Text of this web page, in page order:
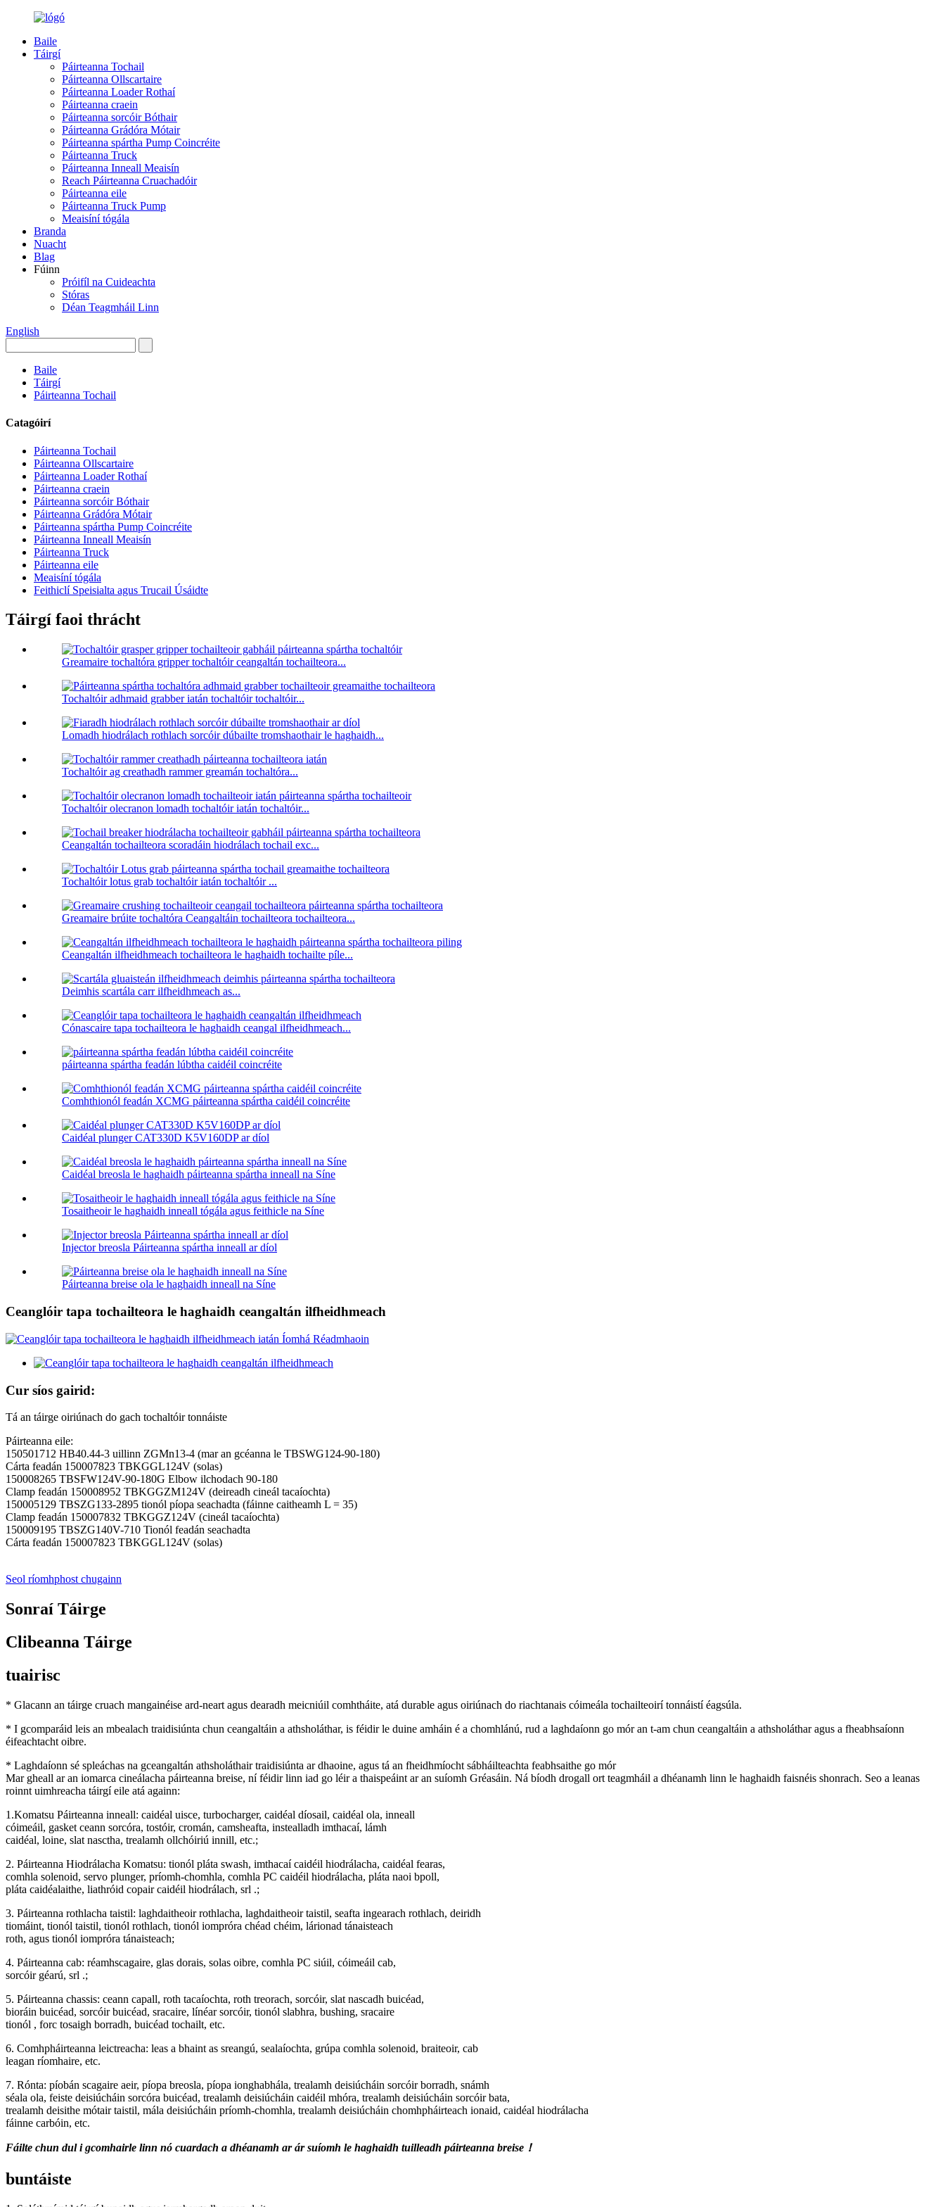
Baile
Táirgí
Páirteanna Tochail
Páirteanna Ollscartaire
Páirteanna Loader Rothaí
Páirteanna craein
Páirteanna sorcóir Bóthair
Páirteanna Grádóra Mótair
Páirteanna spártha Pump Coincréite
Páirteanna Truck
Páirteanna Inneall Meaisín
Reach Páirteanna Cruachadóir
Páirteanna eile
Páirteanna Truck Pump
Meaisíní tógála
Branda
Nuacht
Blag
Fúinn
Próifíl na Cuideachta
Stóras
Déan Teagmháil Linn
English
Baile
Táirgí
Páirteanna Tochail
Catagóirí
Páirteanna Tochail
Páirteanna Ollscartaire
Páirteanna Loader Rothaí
Páirteanna craein
Páirteanna sorcóir Bóthair
Páirteanna Grádóra Mótair
Páirteanna spártha Pump Coincréite
Páirteanna Inneall Meaisín
Páirteanna Truck
Páirteanna eile
Meaisíní tógála
Feithiclí Speisialta agus Trucail Úsáidte
Táirgí faoi thrácht
Greamaire tochaltóra gripper tochaltóir ceangaltán tochailteora...
Tochaltóir adhmaid grabber iatán tochaltóir tochaltóir...
Lomadh hiodrálach rothlach sorcóir dúbailte tromshaothair le haghaidh...
Tochaltóir ag creathadh rammer greamán tochaltóra...
Tochaltóir olecranon lomadh tochaltóir iatán tochaltóir...
Ceangaltán tochailteora scoradáin hiodrálach tochail exc...
Tochaltóir lotus grab tochaltóir iatán tochaltóir ...
Greamaire brúite tochaltóra Ceangaltáin tochailteora tochailteora...
Ceangaltán ilfheidhmeach tochailteora le haghaidh tochailte píle...
Deimhis scartála carr ilfheidhmeach as...
Cónascaire tapa tochailteora le haghaidh ceangal ilfheidhmeach...
páirteanna spártha feadán lúbtha caidéil coincréite
Comhthionól feadán XCMG páirteanna spártha caidéil coincréite
Caidéal plunger CAT330D K5V160DP ar díol
Caidéal breosla le haghaidh páirteanna spártha inneall na Síne
Tosaitheoir le haghaidh inneall tógála agus feithicle na Síne
Injector breosla Páirteanna spártha inneall ar díol
Páirteanna breise ola le haghaidh inneall na Síne
Ceanglóir tapa tochailteora le haghaidh ceangaltán ilfheidhmeach
Cur síos gairid:
Tá an táirge oiriúnach do gach tochaltóir tonnáiste
Páirteanna eile:
150501712 HB40.44-3 uillinn ZGMn13-4 (mar an gcéanna le TBSWG124-90-180)
Cárta feadán 150007823 TBKGGL124V (solas)
150008265 TBSFW124V-90-180G Elbow ilchodach 90-180
Clamp feadán 150008952 TBKGGZM124V (deireadh cineál tacaíochta)
150005129 TBSZG133-2895 tionól píopa seachadta (fáinne caitheamh L = 35)
Clamp feadán 150007832 TBKGGZ124V (cineál tacaíochta)
150009195 TBSZG140V-710 Tionól feadán seachadta
Cárta feadán 150007823 TBKGGL124V (solas)
Seol ríomhphost chugainn
Sonraí Táirge
Clibeanna Táirge
tuairisc
* Glacann an táirge cruach mangainéise ard-neart agus dearadh meicniúil comhtháite, atá durable agus oiriúnach do riachtanais cóimeála tochailteoirí tonnáistí éagsúla.
* I gcomparáid leis an mbealach traidisiúnta chun ceangaltáin a athsholáthar, is féidir le duine amháin é a chomhlánú, rud a laghdaíonn go mór an t-am chun ceangaltáin a athsholáthar agus a fheabhsaíonn
éifeachtacht oibre.
* Laghdaíonn sé spleáchas na gceangaltán athsholáthair traidisiúnta ar dhaoine, agus tá an fheidhmíocht sábháilteachta feabhsaithe go mór
Mar gheall ar an iomarca cineálacha páirteanna breise, ní féidir linn iad go léir a thaispeáint ar an suíomh Gréasáin. Ná bíodh drogall ort teagmháil a dhéanamh linn le haghaidh faisnéis shonrach. Seo a leanas
roinnt uimhreacha táirgí eile atá againn:
1.Komatsu Páirteanna inneall: caidéal uisce, turbocharger, caidéal díosail, caidéal ola, inneall
cóimeáil, gasket ceann sorcóra, tostóir, cromán, camsheafta, instealladh imthacaí, lámh
caidéal, loine, slat nasctha, trealamh ollchóiriú innill, etc.;
2. Páirteanna Hiodrálacha Komatsu: tionól pláta swash, imthacaí caidéil hiodrálacha, caidéal fearas,
comhla solenoid, servo plunger, príomh-chomhla, comhla PC caidéil hiodrálacha, pláta naoi bpoll,
pláta caidéalaithe, liathróid copair caidéil hiodrálach, srl .;
3. Páirteanna rothlacha taistil: laghdaitheoir rothlacha, laghdaitheoir taistil, seafta ingearach rothlach, deiridh
tiomáint, tionól taistil, tionól rothlach, tionól iompróra chéad chéim, lárionad tánaisteach
roth, agus tionól iompróra tánaisteach;
4. Páirteanna cab: réamhscagaire, glas dorais, solas oibre, comhla PC siúil, cóimeáil cab,
sorcóir géarú, srl .;
5. Páirteanna chassis: ceann capall, roth tacaíochta, roth treorach, sorcóir, slat nascadh buicéad,
bioráin buicéad, sorcóir buicéad, sracaire, línéar sorcóir, tionól slabhra, bushing, sracaire
tionól , forc tosaigh borradh, buicéad tochailt, etc.
6. Comhpháirteanna leictreacha: leas a bhaint as sreangú, sealaíochta, grúpa comhla solenoid, braiteoir, cab
leagan ríomhaire, etc.
7. Rónta: píobán scagaire aeir, píopa breosla, píopa ionghabhála, trealamh deisiúcháin sorcóir borradh, snámh
séala ola, feiste deisiúcháin sorcóra buicéad, trealamh deisiúcháin caidéil mhóra, trealamh deisiúcháin sorcóir bata,
trealamh deisithe mótair taistil, mála deisiúcháin príomh-chomhla, trealamh deisiúcháin chomhpháirteach ionaid, caidéal hiodrálacha
fáinne carbóin, etc.
Fáilte chun dul i gcomhairle linn nó cuardach a dhéanamh ar ár suíomh le haghaidh tuilleadh páirteanna breise！
buntáiste